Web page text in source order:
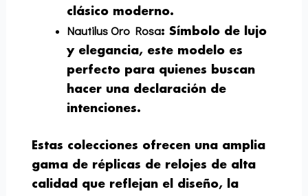
clásico moderno.
Nautilus Oro Rosa: Símbolo de lujo
y elegancia, este modelo es
perfecto para quienes buscan
hacer una declaración de
intenciones.
Estas colecciones ofrecen una amplia
gama de réplicas de relojes de alta
calidad que reflejan el diseño, la